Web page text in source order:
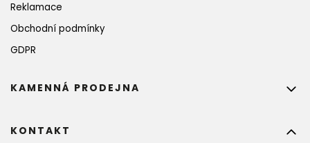
Reklamace
Obchodní podmínky
GDPR
KONTAKT
KAMENNÁ PRODEJNA